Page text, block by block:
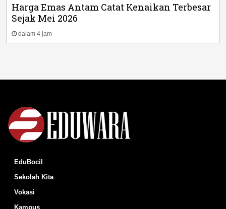
Harga Emas Antam Catat Kenaikan Terbesar
Sejak Mei 2026
dalam 4 jam
EduBocil
Sekolah Kita
Vokasi
Kampus